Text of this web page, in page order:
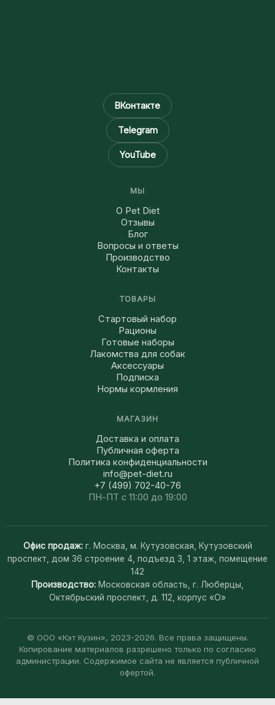
ВКонтакте
Telegram
YouTube
МЫ
О Pet Diet
Отзывы
Блог
Вопросы и ответы
Производство
Контакты
ТОВАРЫ
Стартовый набор
Рационы
Готовые наборы
Лакомства для собак
Аксессуары
Подписка
Нормы кормления
МАГАЗИН
Доставка и оплата
Публичная оферта
Политика конфиденциальности
info@pet-diet.ru
+7 (499) 702-40-76
ПН-ПТ с 11:00 до 19:00
Офис продаж: г. Москва, м. Кутузовская, Кутузовский
проспект, дом 36 строение 4, подъезд 3, 1 этаж, помещение
142
Производство: Московская область, г. Люберцы,
Октябрьский проспект, д. 112, корпус «О»
© ООО «Кэт Кузин», 2023-2026. Все права защищены.
Копирование материалов разрешено только по согласию
администрации. Содержимое сайта не является публичной
офертой.